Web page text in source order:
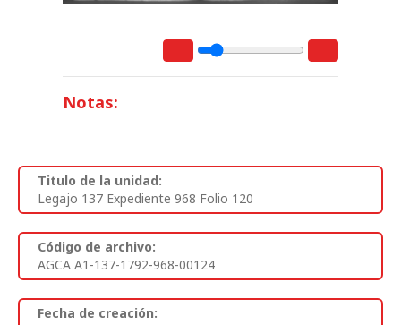
Notas:
Titulo de la unidad:
Legajo 137 Expediente 968 Folio 120
Código de archivo:
AGCA A1-137-1792-968-00124
Fecha de creación: